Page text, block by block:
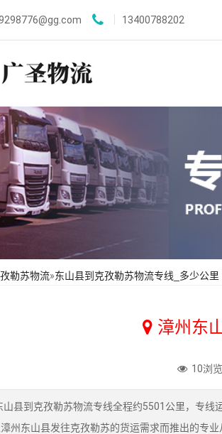
13400788202
勒苏物流»东山县到克孜勒苏物流专线_多少公里
漳州东
10浏
县到克孜勒苏物流专线全程约5501公里，专线
州东山县发往克孜勒苏的货运需求而推出的专